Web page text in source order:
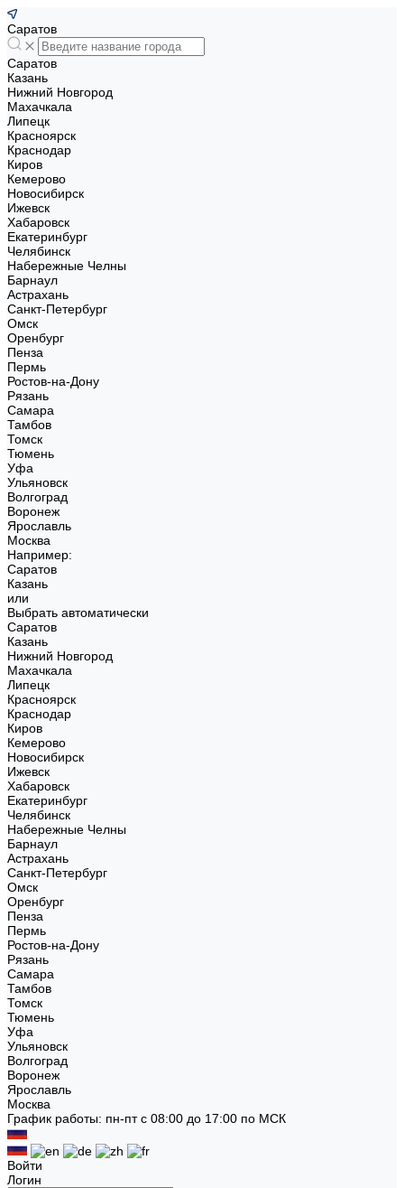
Саратов
Саратов
Казань
Нижний Новгород
Махачкала
Липецк
Красноярск
Краснодар
Киров
Кемерово
Новосибирск
Ижевск
Хабаровск
Екатеринбург
Челябинск
Набережные Челны
Барнаул
Астрахань
Санкт-Петербург
Омск
Оренбург
Пенза
Пермь
Ростов-на-Дону
Рязань
Самара
Тамбов
Томск
Тюмень
Уфа
Ульяновск
Волгоград
Воронеж
Ярославль
Москва
Например:
Саратов
Казань
или
Выбрать автоматически
Саратов
Казань
Нижний Новгород
Махачкала
Липецк
Красноярск
Краснодар
Киров
Кемерово
Новосибирск
Ижевск
Хабаровск
Екатеринбург
Челябинск
Набережные Челны
Барнаул
Астрахань
Санкт-Петербург
Омск
Оренбург
Пенза
Пермь
Ростов-на-Дону
Рязань
Самара
Тамбов
Томск
Тюмень
Уфа
Ульяновск
Волгоград
Воронеж
Ярославль
Москва
График работы: пн-пт с 08:00 до 17:00 по МСК
Войти
Логин